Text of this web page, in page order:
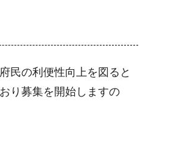
民の利便性向上を図ると
り募集を開始しますの